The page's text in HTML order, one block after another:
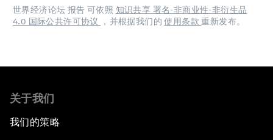
世界经济论坛 报告 可依照 知识共享 署名-非商业性-非衍生品
4.0 国际公共许可协议
，并根据我们的使用条款重新发布。
关于我们
我们的策略